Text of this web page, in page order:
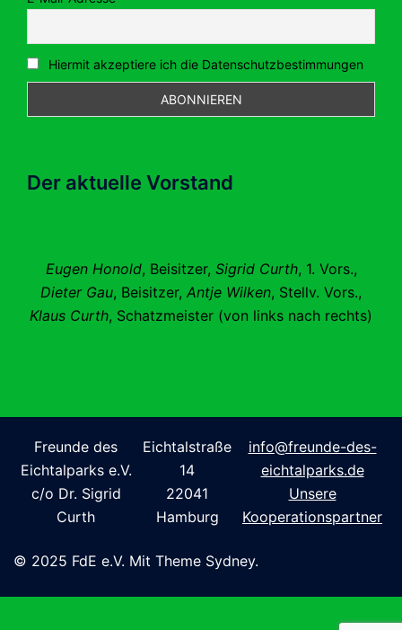
Hiermit akzeptiere ich die Datenschutzbestimmungen
Der aktuelle Vorstand
Eugen Honold, Beisitzer, Sigrid Curth, 1. Vors.,
Dieter Gau, Beisitzer, Antje Wilken, Stellv. Vors.,
Klaus Curth, Schatzmeister (von links nach rechts)
Freunde des
Eichtalparks e.V.
c/o Dr. Sigrid
Curth
Eichtalstraße
14
22041
Hamburg
info@freunde-des-
eichtalparks.de
Unsere
Kooperationspartner
© 2025 FdE e.V. Mit Theme Sydney.